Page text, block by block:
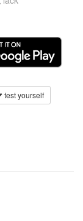
test yourself